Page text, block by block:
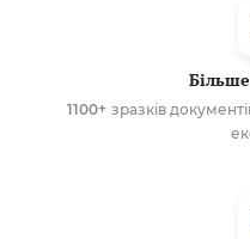
1100+ зразків